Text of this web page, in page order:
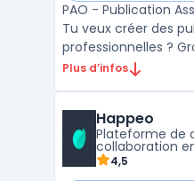
PAO - Publication
Tu veux créer des
professionnelles ?
facile ! Utilise notre
Plus d’infos
Happeo
Plateforme de
collaboration
4,5